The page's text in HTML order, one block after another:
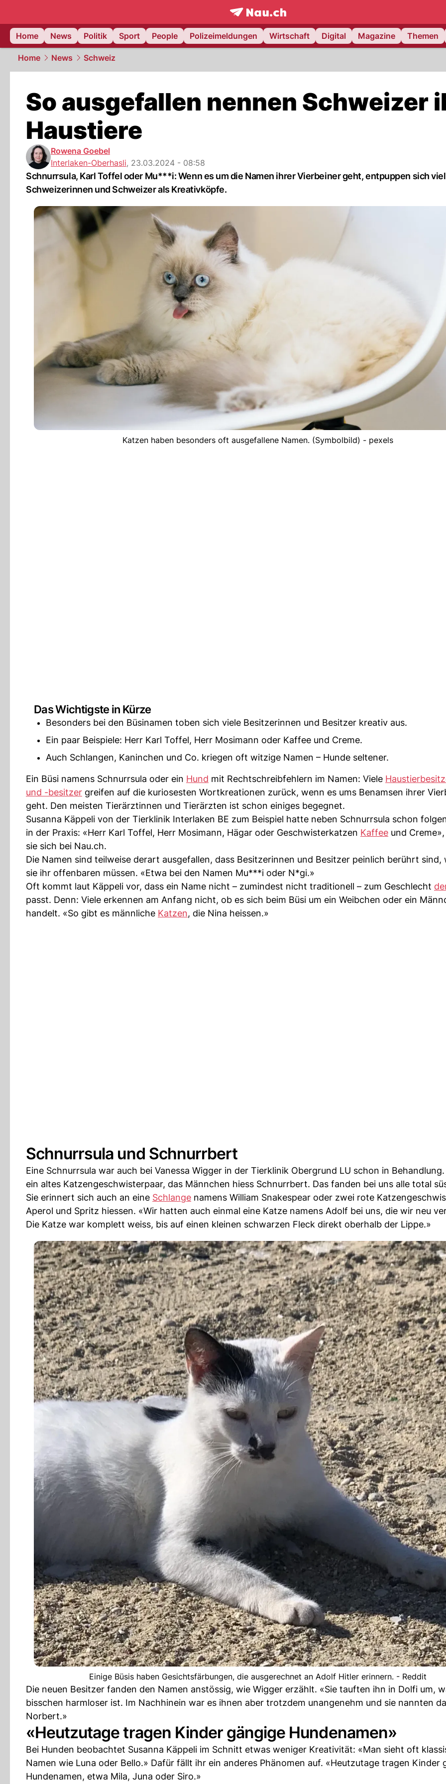
frontpage.NAU.ch
Home
News Politik Sport People Polizeimeldungen Wirtschaft Digital Magazine Themen
Home News Schweiz
So ausgefallen nennen Schweizer
Haustiere
Rowena Goebel
Interlaken-Oberhasli, 23.03.2024 - 08:58
Schnurrsula, Karl Toffel oder Mu***i: Wenn es um die Namen ihrer Vierbeiner geht, entpuppen sich
Schweizerinnen und Schweizer als Kreativköpfe.
Katzen haben besonders oft ausgefallene Namen. (Symbolbild) - pexels
Das Wichtigste in Kürze
Besonders bei den Büsinamen toben sich viele Besitzerinnen und Besitzer kreativ aus.
Ein paar Beispiele: Herr Karl Toffel, Herr Mosimann oder Kaffee und Creme.
Auch Schlangen, Kaninchen und Co. kriegen oft witzige Namen – Hunde seltener.
Ein Büsi namens Schnurrsula oder ein Hund mit Rechtschreibfehlern im Namen: Viele
und -besitzer greifen auf die kuriosesten Wortkreationen zurück, wenn es ums Benamsen ihrer
geht. Den meisten Tierärztinnen und Tierärzten ist schon einiges begegnet.
Susanna Käppeli von der Tierklinik Interlaken BE zum Beispiel hatte neben Schnurrsula schon
in der Praxis: «Herr Karl Toffel, Herr Mosimann, Hägar oder Geschwisterkatzen Kaffee und
sie sich bei Nau.ch.
Die Namen sind teilweise derart ausgefallen, dass Besitzerinnen und Besitzer peinlich berührt sind,
sie ihr offenbaren müssen. «Etwa bei den Namen Mu***i oder N*gi.»
Oft kommt laut Käppeli vor, dass ein Name nicht – zumindest nicht traditionell – zum Geschlecht
passt. Denn: Viele erkennen am Anfang nicht, ob es sich beim Büsi um ein Weibchen oder ein
handelt. «So gibt es männliche Katzen, die Nina heissen.»
Schnurrsula und Schnurrbert
Eine Schnurrsula war auch bei Vanessa Wigger in der Tierklinik Obergrund LU schon in
ein altes Katzengeschwisterpaar, das Männchen hiess Schnurrbert. Das fanden bei uns alle total
Sie erinnert sich auch an eine Schlange namens William Snakespear oder zwei rote
Aperol und Spritz hiessen. «Wir hatten auch einmal eine Katze namens Adolf bei uns, die wir neu
Die Katze war komplett weiss, bis auf einen kleinen schwarzen Fleck direkt oberhalb der Lippe.»
Einige Büsis haben Gesichtsfärbungen, die ausgerechnet an Adolf Hitler erinnern. - Reddit
Die neuen Besitzer fanden den Namen anstössig, wie Wigger erzählt. «Sie tauften ihn in Dolfi um,
bisschen harmloser ist. Im Nachhinein war es ihnen aber trotzdem unangenehm und sie nannten
Norbert.»
«Heutzutage tragen Kinder gängige Hundenamen»
Bei Hunden beobachtet Susanna Käppeli im Schnitt etwas weniger Kreativität: «Man sieht oft
Namen wie Luna oder Bello.» Dafür fällt ihr ein anderes Phänomen auf. «Heutzutage tragen Kinder
Hundenamen, etwa Mila, Juna oder Siro.»